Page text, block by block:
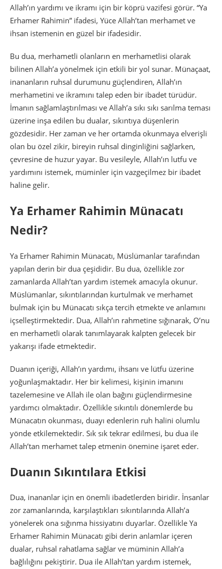
Allah’ın yardımı ve ikramı için bir köprü vazifesi görür. “Ya
Erhamer Rahimin” ifadesi, Yüce Allah’tan merhamet ve
ihsan istemenin en güzel bir ifadesidir.
Bu dua, merhametli olanların en merhametlisi olarak
bilinen Allah’a yönelmek için etkili bir yol sunar. Münaçaat,
inananların ruhsal durumunu güçlendiren, Allah’ın
merhametini ve ikramını talep eden bir ibadet türüdür.
İmanın sağlamlaştırılması ve Allah’a sıkı sıkı sarılma teması
üzerine inşa edilen bu dualar, sıkıntıya düşenlerin
gözdesidir. Her zaman ve her ortamda okunmaya elverişli
olan bu özel zikir, bireyin ruhsal dinginliğini sağlarken,
çevresine de huzur yayar. Bu vesileyle, Allah’ın lutfu ve
yardımını istemek, müminler için vazgeçilmez bir ibadet
haline gelir.
Ya Erhamer Rahimin Münacatı
Nedir?
Ya Erhamer Rahimin Münacatı, Müslümanlar tarafından
yapılan derin bir dua çeşididir. Bu dua, özellikle zor
zamanlarda Allah’tan yardım istemek amacıyla okunur.
Müslümanlar, sıkıntılarından kurtulmak ve merhamet
bulmak için bu Münacatı sıkça tercih etmekte ve anlamını
içselleştirmektedir. Dua, Allah’ın rahmetine sığınarak, O’nu
en merhametli olarak tanımlayarak kalpten gelecek bir
yakarışı ifade etmektedir.
Duanın içeriği, Allah’ın yardımı, ihsanı ve lütfu üzerine
yoğunlaşmaktadır. Her bir kelimesi, kişinin imanını
tazelemesine ve Allah ile olan bağını güçlendirmesine
yardımcı olmaktadır. Özellikle sıkıntılı dönemlerde bu
Münacatın okunması, duayı edenlerin ruh halini olumlu
yönde etkilemektedir. Sık sık tekrar edilmesi, bu dua ile
Allah’tan merhamet talep etmenin önemine işaret eder.
Duanın Sıkıntılara Etkisi
Dua, inananlar için en önemli ibadetlerden biridir. İnsanlar
zor zamanlarında, karşılaştıkları sıkıntılarında Allah’a
yönelerek ona sığınma hissiyatını duyarlar. Özellikle Ya
Erhamer Rahimin Münacatı gibi derin anlamlar içeren
dualar, ruhsal rahatlama sağlar ve müminin Allah’a
bağlılığını pekiştirir. Dua ile Allah’tan yardım istemek,